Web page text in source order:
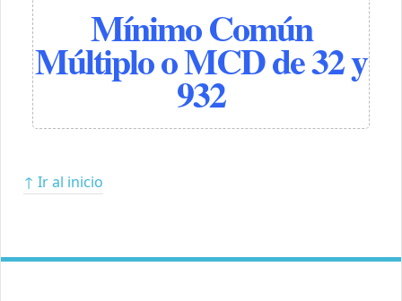
Mínimo Común
Múltiplo o MCD de 32 y
932
↑ Ir al inicio